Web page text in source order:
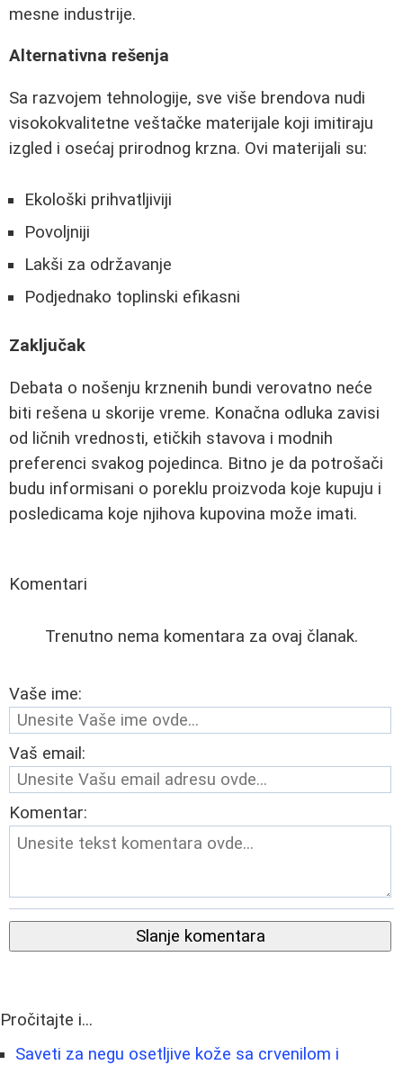
mesne industrije.
Alternativna rešenja
Sa razvojem tehnologije, sve više brendova nudi
visokokvalitetne veštačke materijale koji imitiraju
izgled i osećaj prirodnog krzna. Ovi materijali su:
Ekološki prihvatljiviji
Povoljniji
Lakši za održavanje
Podjednako toplinski efikasni
Zaključak
Debata o nošenju krznenih bundi verovatno neće
biti rešena u skorije vreme. Konačna odluka zavisi
od ličnih vrednosti, etičkih stavova i modnih
preferenci svakog pojedinca. Bitno je da potrošači
budu informisani o poreklu proizvoda koje kupuju i
posledicama koje njihova kupovina može imati.
Komentari
Trenutno nema komentara za ovaj članak.
Vaše ime:
Vaš email:
Komentar:
Slanje komentara
Pročitajte i...
Saveti za negu osetljive kože sa crvenilom i